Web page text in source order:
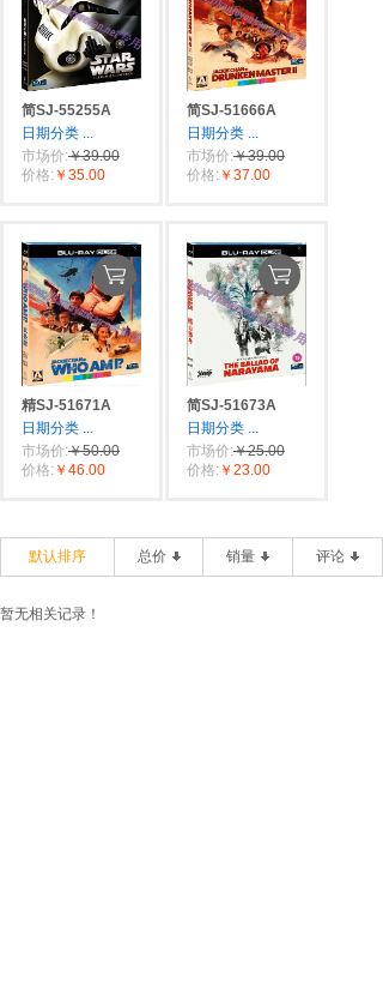
简SJ-55255A
日期分类 ...
市场价:￥39.00
价格: ￥35.00
简SJ-51666A
日期分类 ...
市场价:￥39.00
价格: ￥37.00
精SJ-51671A
日期分类 ...
市场价:￥50.00
价格: ￥46.00
简SJ-51673A
日期分类 ...
市场价:￥25.00
价格: ￥23.00
默认排序 总价 销量 评论
暂无相关记录！